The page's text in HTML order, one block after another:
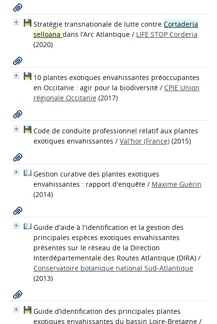
Stratégie transnationale de lutte contre Cortaderia
selloana dans l’Arc Atlantique / LIFE STOP Corderia
(2020)
10 plantes exotiques envahissantes préoccupantes
en Occitanie : agir pour la biodiversité / CPIE Union
régionale Occitanie (2017)
Code de conduite professionnel relatif aux plantes
exotiques envahissantes / Val'hor (France) (2015)
Gestion curative des plantes exotiques
envahissantes : rapport d'enquête / Maxime Guérin
(2014)
Guide d'aide à l'identification et la gestion des
principales espèces exotiques envahissantes
présentes sur le réseau de la Direction
Interdépartementale des Routes Atlantique (DIRA) /
Conservatoire botanique national Sud-Atlantique
(2013)
Guide d’identification des principales plantes
exotiques envahissantes du bassin Loire-Bretagne /